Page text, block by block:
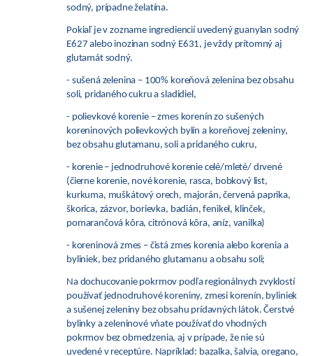
sodný, prípadne želatína.
Pokiaľ je v zozname ingrediencií uvedený guanylan sodný
E627 alebo inozinan sodný E631, je vždy prítomný aj
glutamát sodný.
- sušená zelenina –100% koreňová zelenina bez obsahu
soli, pridaného cukru a sladidiel,
- polievkové korenie –zmes korenín zo sušených
koreninových polievkových bylín a koreňovej zeleniny,
bez obsahu glutamanu, soli a pridaného cukru,
- korenie – jednodruhové korenie celé/mleté/ drvené
(čierne korenie, nové korenie, rasca, bobkový list,
kurkuma, muškátový orech, majorán, červená paprika,
škorica, zázvor, borievka, badián, fenikel, klinček,
pomarančová kôra, citrónová kôra, aníz, vanilka)
- koreninová zmes – čistá zmes korenia alebo korenia a
byliniek, bez pridaného glutamanu a obsahu soli;
Na dochucovanie pokrmov podľa regionálnych zvyklostí
používať jednodruhové koreniny, zmesi korenín, byliniek
a sušenej zeleniny bez obsahu prídavných látok. Čerstvé
bylinky a zeleninové vňate používať do vhodných
pokrmov bez obmedzenia, aj v prípade, že nie sú
uvedené v receptúre. Napríklad: bazalka, šalvia, oregano,